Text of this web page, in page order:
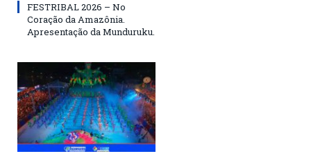
FESTRIBAL 2026 – No
Coração da Amazônia.
Apresentação da Munduruku.